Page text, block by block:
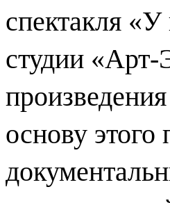
спектакля
студии
основу этого